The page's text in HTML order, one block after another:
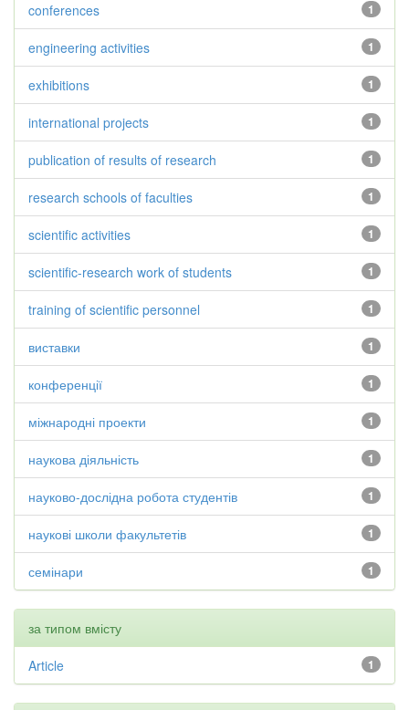
1
conferences
1
engineering activities
1
exhibitions
1
international projects
1
publication of results of research
1
research schools of faculties
1
scientific activities
1
scientific-research work of students
1
training of scientific personnel
1
виставки
1
конференції
1
міжнародні проекти
1
наукова діяльність
1
науково-дослідна робота студентів
1
наукові школи факультетів
1
семінари
за типом вмісту
1
Article